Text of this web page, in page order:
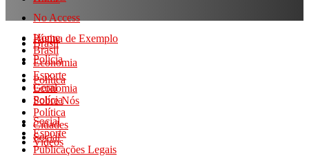
No Access
Página de Exemplo
Polícia
Política
Sobre Nós
Social
Videos
Brasil
Economia
Esporte
Home
Brasil
Economia
Esporte
Geral
Polícia
Política
Cidades
Social
Publicações Legais